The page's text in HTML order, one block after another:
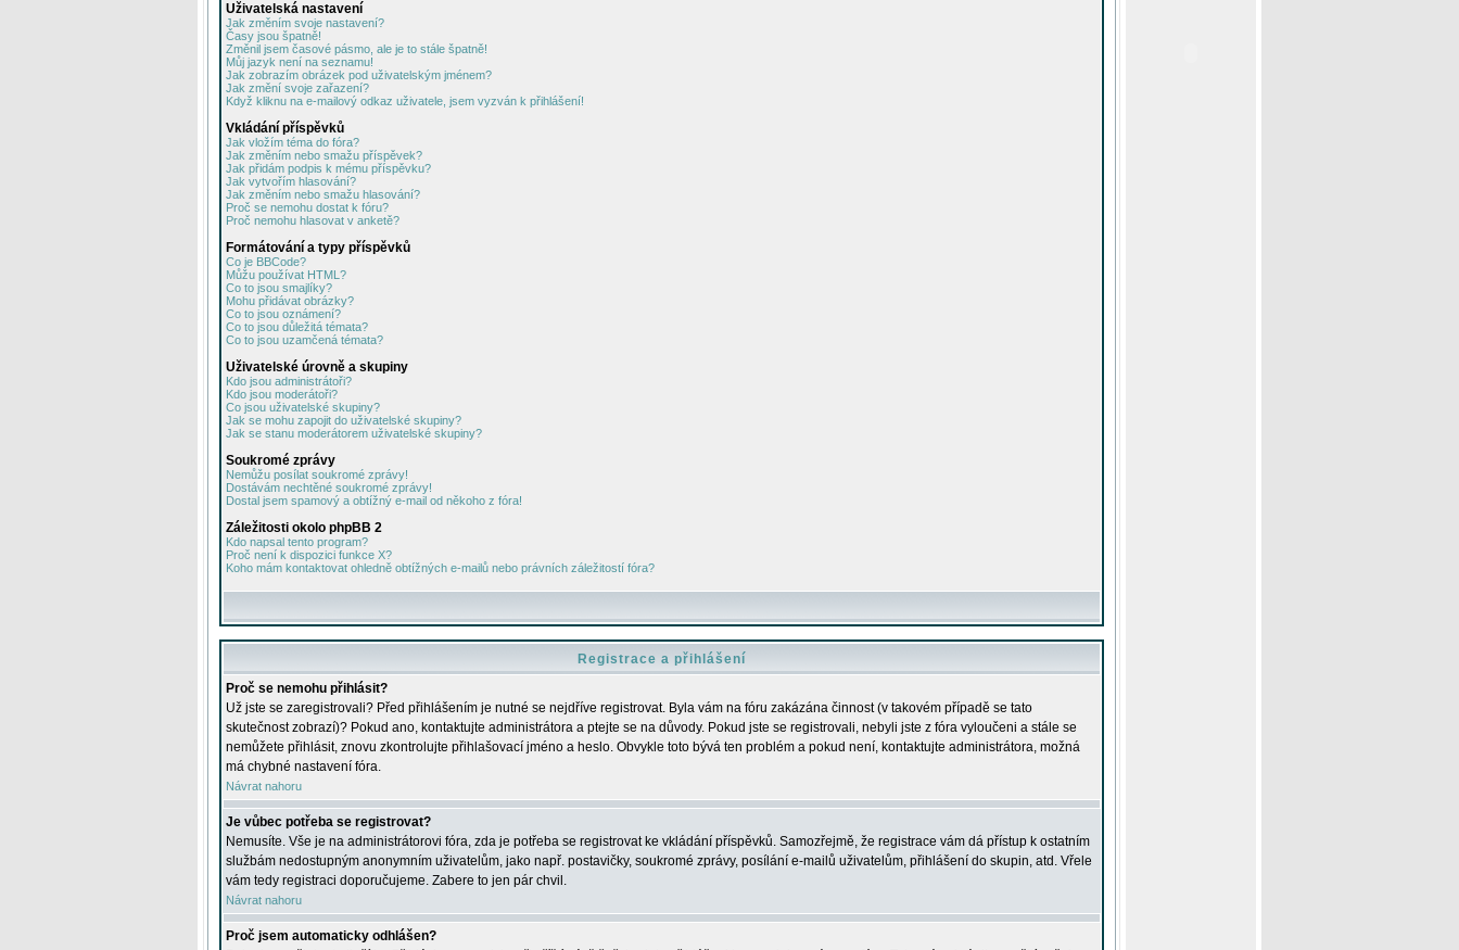
Uživatelská nastavení
Jak změním svoje nastavení?
Časy jsou špatně!
Změnil jsem časové pásmo, ale je to stále špatně!
Můj jazyk není na seznamu!
Jak zobrazím obrázek pod uživatelským jménem?
Jak změní svoje zařazení?
Když kliknu na e-mailový odkaz uživatele, jsem vyzván k přihlášení!
Vkládání příspěvků
Jak vložím téma do fóra?
Jak změním nebo smažu příspěvek?
Jak přidám podpis k mému příspěvku?
Jak vytvořím hlasování?
Jak změním nebo smažu hlasování?
Proč se nemohu dostat k fóru?
Proč nemohu hlasovat v anketě?
Formátování a typy příspěvků
Co je BBCode?
Můžu používat HTML?
Co to jsou smajlíky?
Mohu přidávat obrázky?
Co to jsou oznámení?
Co to jsou důležitá témata?
Co to jsou uzamčená témata?
Uživatelské úrovně a skupiny
Kdo jsou administrátoři?
Kdo jsou moderátoři?
Co jsou uživatelské skupiny?
Jak se mohu zapojit do uživatelské skupiny?
Jak se stanu moderátorem uživatelské skupiny?
Soukromé zprávy
Nemůžu posílat soukromé zprávy!
Dostávám nechtěné soukromé zprávy!
Dostal jsem spamový a obtížný e-mail od někoho z fóra!
Záležitosti okolo phpBB 2
Kdo napsal tento program?
Proč není k dispozici funkce X?
Koho mám kontaktovat ohledně obtížných e-mailů nebo právních záležitostí fóra?
Registrace a přihlášení
Proč se nemohu přihlásit?
Už jste se zaregistrovali? Před přihlášením je nutné se nejdříve registrovat. Byla vám na fóru zakázána činnost (v takovém případě se tato
skutečnost zobrazí)? Pokud ano, kontaktujte administrátora a ptejte se na důvody. Pokud jste se registrovali, nebyli jste z fóra vyloučeni a stále se
nemůžete přihlásit, znovu zkontrolujte přihlašovací jméno a heslo. Obvykle toto bývá ten problém a pokud není, kontaktujte administrátora, možná
má chybné nastavení fóra.
Návrat nahoru
Je vůbec potřeba se registrovat?
Nemusíte. Vše je na administrátorovi fóra, zda je potřeba se registrovat ke vkládání příspěvků. Samozřejmě, že registrace vám dá přístup k ostatním
službám nedostupným anonymním uživatelům, jako např. postavičky, soukromé zprávy, posílání e-mailů uživatelům, přihlášení do skupin, atd. Vřele
vám tedy registraci doporučujeme. Zabere to jen pár chvil.
Návrat nahoru
Proč jsem automaticky odhlášen?